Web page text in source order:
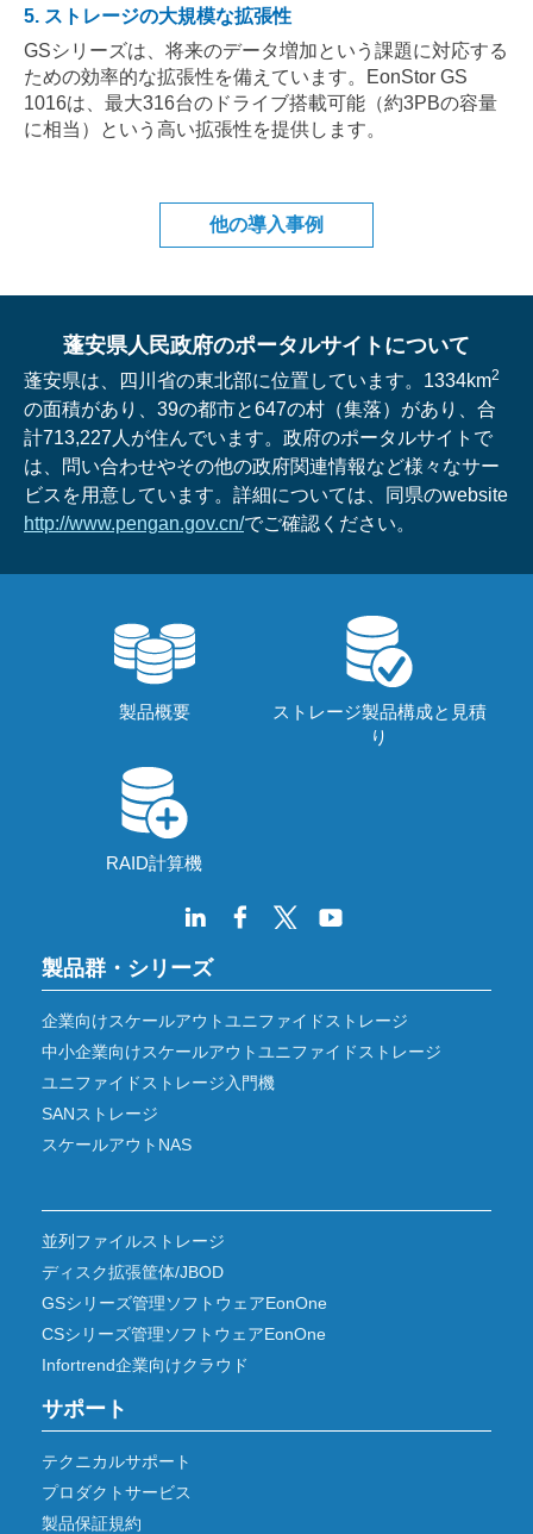
5. ストレージの大規模な拡張性
GSシリーズは、将来のデータ増加という課題に対応する
ための効率的な拡張性を備えています。EonStor GS
1016は、最大316台のドライブ搭載可能（約3PBの容量
に相当）という高い拡張性を提供します。
他の導入事例
蓬安県人民政府のポータルサイトについて
蓬安県は、四川省の東北部に位置しています。1334km2
の面積があり、39の都市と647の村（集落）があり、合
計713,227人が住んでいます。政府のポータルサイトで
は、問い合わせやその他の政府関連情報など様々なサー
ビスを用意しています。詳細については、同県のwebsite
http://www.pengan.gov.cn/でご確認ください。
製品概要
ストレージ製品構成と見積
り
RAID計算機
製品群・シリーズ
企業向けスケールアウトユニファイドストレージ
中小企業向けスケールアウトユニファイドストレージ
ユニファイドストレージ入門機
SANストレージ
スケールアウトNAS
並列ファイルストレージ
ディスク拡張筐体/JBOD
GSシリーズ管理ソフトウェアEonOne
CSシリーズ管理ソフトウェアEonOne
Infortrend企業向けクラウド
サポート
テクニカルサポート
プロダクトサービス
製品保証規約